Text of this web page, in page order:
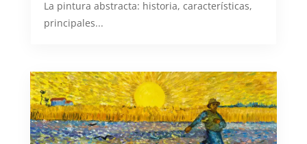
​La pintura abstracta: historia, características,
principales...